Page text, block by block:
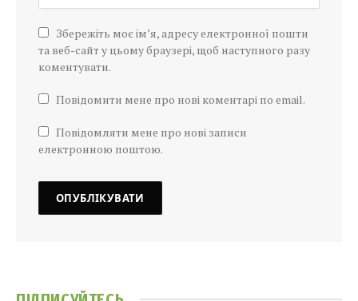
Збережіть моє ім’я, адресу електронної пошти
та веб-сайт у цьому браузері, щоб наступного разу
коментувати.
Повідомити мене про нові коментарі по email.
Повідомляти мене про нові записи
електронною поштою.